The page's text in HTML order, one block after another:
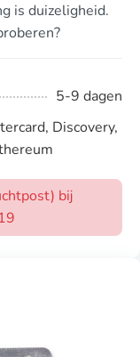
is duizeligheid.
5-9 dagen
Discovery,
bij